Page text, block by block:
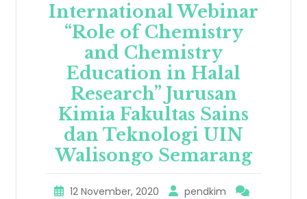
International Webinar
“Role of Chemistry
and Chemistry
Education in Halal
Research” Jurusan
Kimia Fakultas Sains
dan Teknologi UIN
Walisongo Semarang
12 November, 2020
pendkim